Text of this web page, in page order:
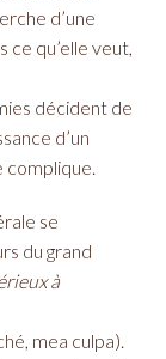
d’une
qu’elle veut,
décident de
d’un
se
du grand
à
mea culpa).